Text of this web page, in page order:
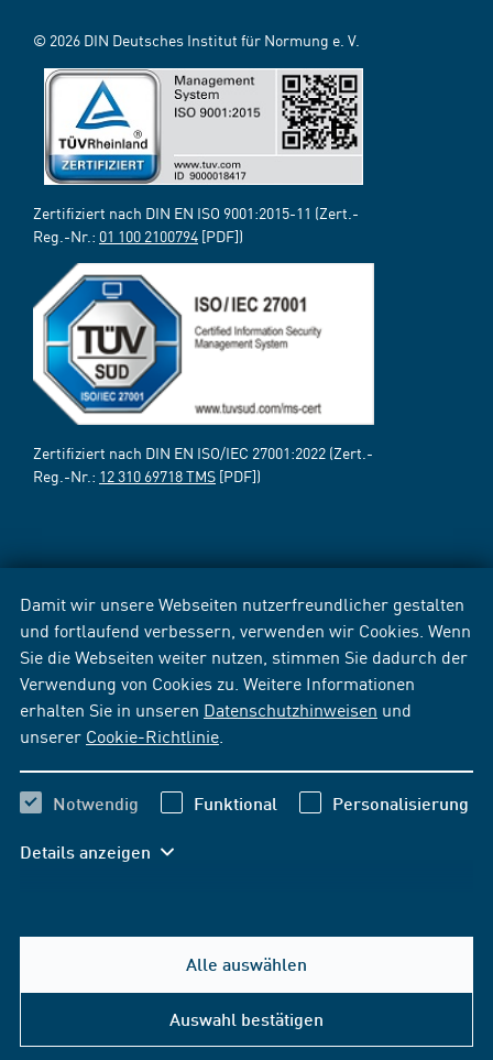
Damit wir unsere Webseiten nutzerfreundlicher gestalten
und fortlaufend verbessern, verwenden wir Cookies. Wenn
Sie die Webseiten weiter nutzen, stimmen Sie dadurch der
Verwendung von Cookies zu. Weitere Informationen
erhalten Sie in unseren Datenschutzhinweisen und
unserer Cookie-Richtlinie
Notwendig Funktional Personalisierung
Details anzeigen
Alle auswählen
Auswahl bestätigen
© 2026 DIN Deutsches Institut für Normung e. V.
Zertifiziert nach DIN EN ISO 9001:2015-11 (Zert.-
Reg.-Nr.: 01 100 2100794 [PDF])
Zertifiziert nach DIN EN ISO/IEC 27001:2022 (Zert.-
Reg.-Nr.: 12 310 69718 TMS [PDF])